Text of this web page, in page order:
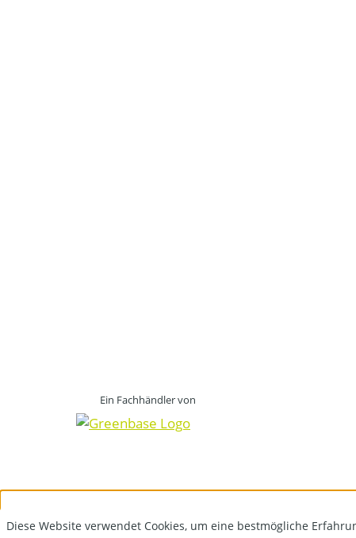
Ein Fachhändler von
Diese Website verwendet Cookies, um eine bestmögliche